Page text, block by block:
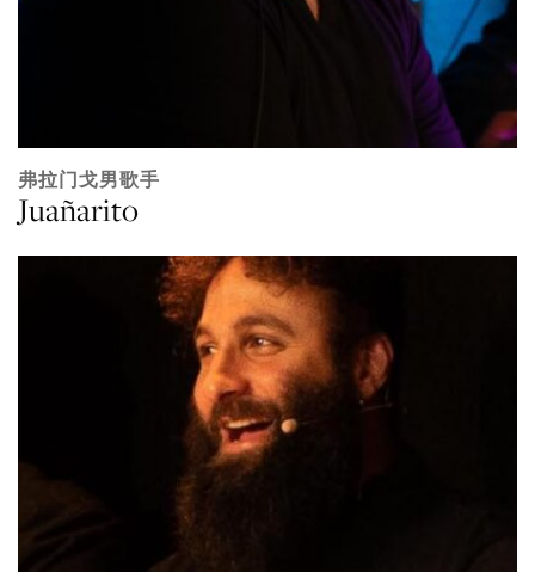
弗拉门戈男歌手
Juañarito